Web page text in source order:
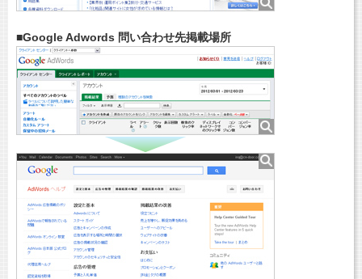
■Google Adwords 問い合わせ先掲載場所